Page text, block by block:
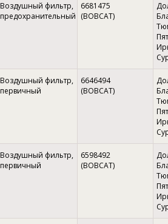
Воздушный фильтр,
предохранительный
6681475
(BOBCAT)
Воздушный фильтр,
первичный
6646494
(BOBCAT)
Воздушный фильтр,
первичный
6598492
(BOBCAT)